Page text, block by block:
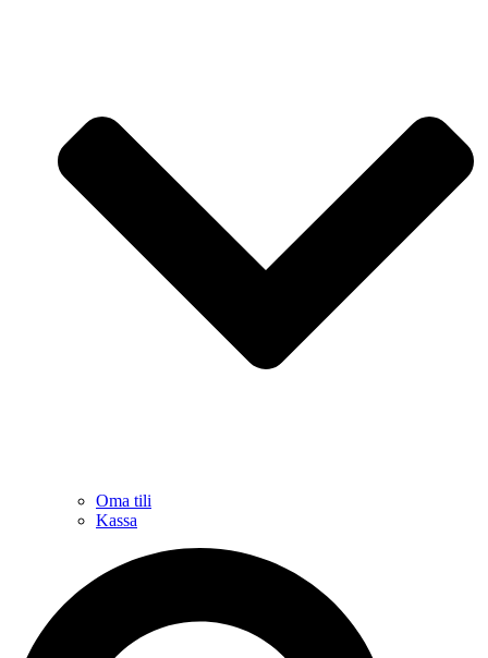
Oma tili
Kassa